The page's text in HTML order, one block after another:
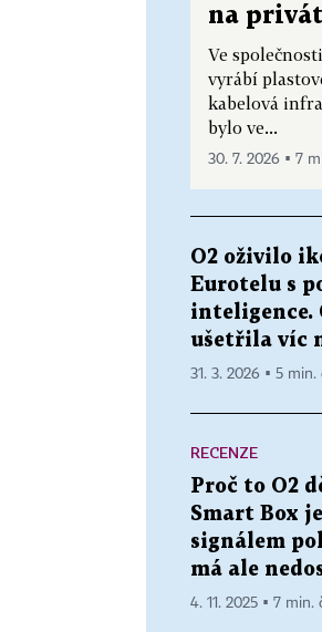
na
Ve
vyrábí
kabelová
bylo ve...
30. 7. 2026 ▪ 7
O2 oživilo
Eurotelu s
inteligence.
ušetřila víc
31. 3. 2026 ▪ 5 min.
RECENZE
Proč to O2
Smart Box
signálem
má ale
4. 11. 2025 ▪ 7 min.